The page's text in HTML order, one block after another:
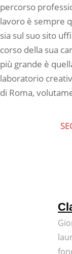
percorso
lavoro è sempre
sia sul suo sito
corso della sua
più grande è
laboratorio
di Roma,